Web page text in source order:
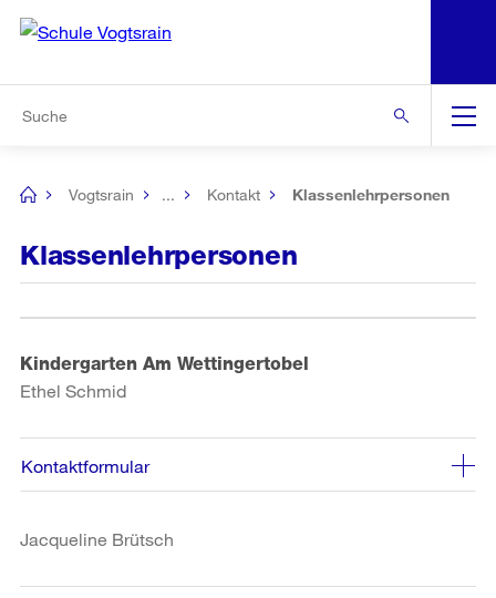
Navigation
[no
Vogtsrain ... Kontakt Klassenlehrpersonen
Klassenlehrpersonen
Kindergarten Am Wettingertobel
Ethel Schmid
Kontaktformular
Jacqueline Brütsch